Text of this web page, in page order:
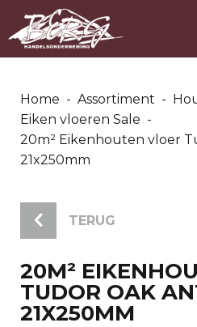
Home - Assortiment -
Eiken vloeren Sale -
20m² Eikenhouten vloer
21x250mm
TERUG
20M²
TUDOR OAK
21X250MM